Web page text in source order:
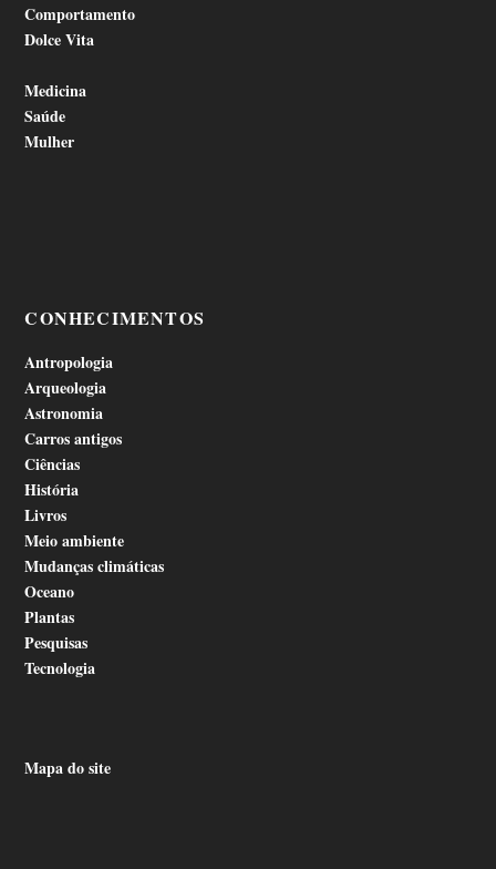
Comportamento
Dolce Vita
Medicina
Saúde
Mulher
CONHECIMENTOS
Antropologia
Arqueologia
Astronomia
Carros antigos
Ciências
História
Livros
Meio ambiente
Mudanças climáticas
Oceano
Plantas
Pesquisas
Tecnologia
Mapa do site